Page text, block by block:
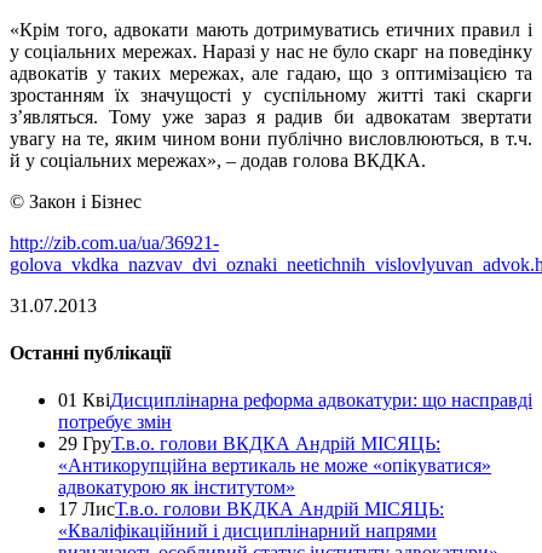
«Крім того, адвокати мають дотримуватись етичних правил і
у соціальних мережах. Наразі у нас не було скарг на поведінку
адвокатів у таких мережах, але гадаю, що з оптимізацією та
зростанням їх значущості у суспільному житті такі скарги
з’являться. Тому уже зараз я радив би адвокатам звертати
увагу на те, яким чином вони публічно висловлюються, в т.ч.
й у соціальних мережах», – додав голова ВКДКА.
© Закон і Бізнес
http://zib.com.ua/ua/36921-
31.07.2013
Останні публікації
01 КвіДисциплінарна реформа адвокатури: що насправді
потребує змін
29 ГруТ.в.о. голови ВКДКА Андрій МІСЯЦЬ:
«Антикорупційна вертикаль не може «опікуватися»
адвокатурою як інститутом»
17 ЛисТ.в.о. голови ВКДКА Андрій МІСЯЦЬ:
«Кваліфікаційний і дисциплінарний напрями